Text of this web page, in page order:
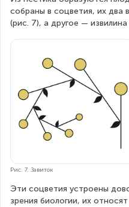
собраны в соцветия, их два
(рис. 7), а другое — извилина
Рис. 7. Завиток
Эти соцветия устроены
зрения биологии, их